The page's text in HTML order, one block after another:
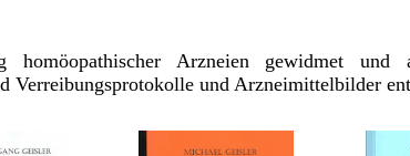
Arzneien gewidmet und
Verreibungsprotokolle und Arzneimittelbilder